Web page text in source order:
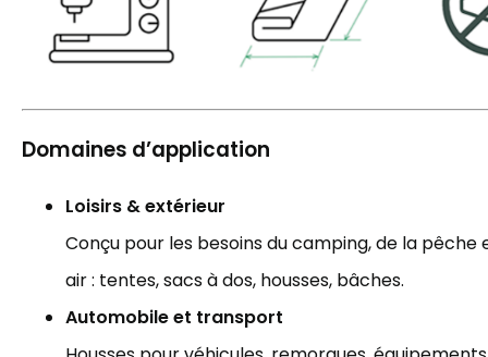
Domaines d’application
Loisirs & extérieur
Conçu pour les besoins du camping, de la
air : tentes, sacs à dos, housses, bâches.
Automobile et transport